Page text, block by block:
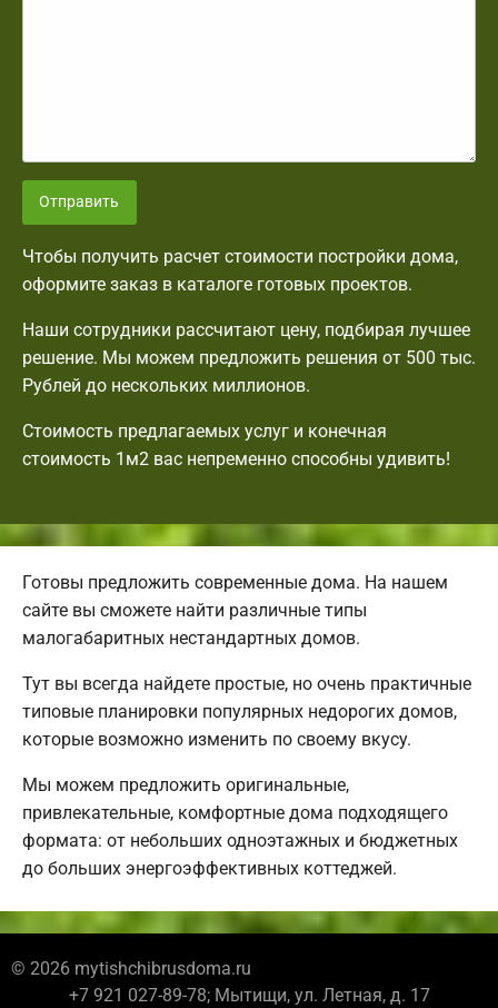
Отправить
Чтобы получить расчет стоимости постройки дома,
оформите заказ в каталоге готовых проектов.
Наши сотрудники рассчитают цену, подбирая лучшее
решение. Мы можем предложить решения от 500 тыс.
Рублей до нескольких миллионов.
Стоимость предлагаемых услуг и конечная
стоимость 1м2 вас непременно способны удивить!
Готовы предложить современные дома. На нашем
сайте вы сможете найти различные типы
малогабаритных нестандартных домов.
Тут вы всегда найдете простые, но очень практичные
типовые планировки популярных недорогих домов,
которые возможно изменить по своему вкусу.
Мы можем предложить оригинальные,
привлекательные, комфортные дома подходящего
формата: от небольших одноэтажных и бюджетных
до больших энергоэффективных коттеджей.
© 2026 mytishchibrusdoma.ru
+7 921 027-89-78; Мытищи, ул. Летная, д. 17